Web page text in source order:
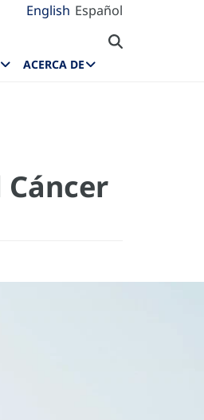
English Español
ACERCA DE